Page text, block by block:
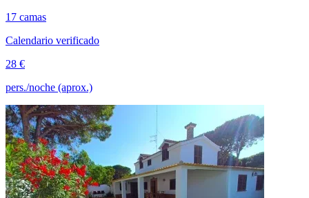
17 camas
Calendario verificado
28 €
pers./noche (aprox.)